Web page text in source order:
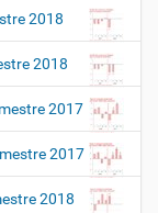
2018
2018
2017
2017
2018